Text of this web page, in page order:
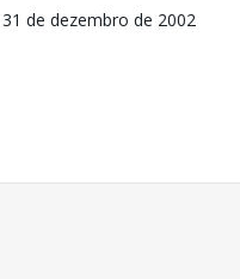
31 de dezembro de 2002